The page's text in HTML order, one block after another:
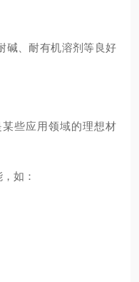
碱、耐有机溶剂等良好
些应用领域的理想材
如：